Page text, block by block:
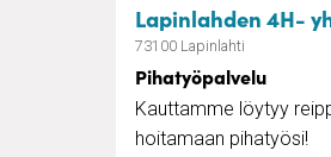
Lapinlahden 4H-
73100 Lapinlahti
Pihatyöpalvelu
Kauttamme löytyy
hoitamaan pihatyösi!